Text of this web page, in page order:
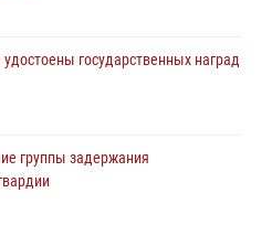
по горячим следам
государственных наград
группы задержания